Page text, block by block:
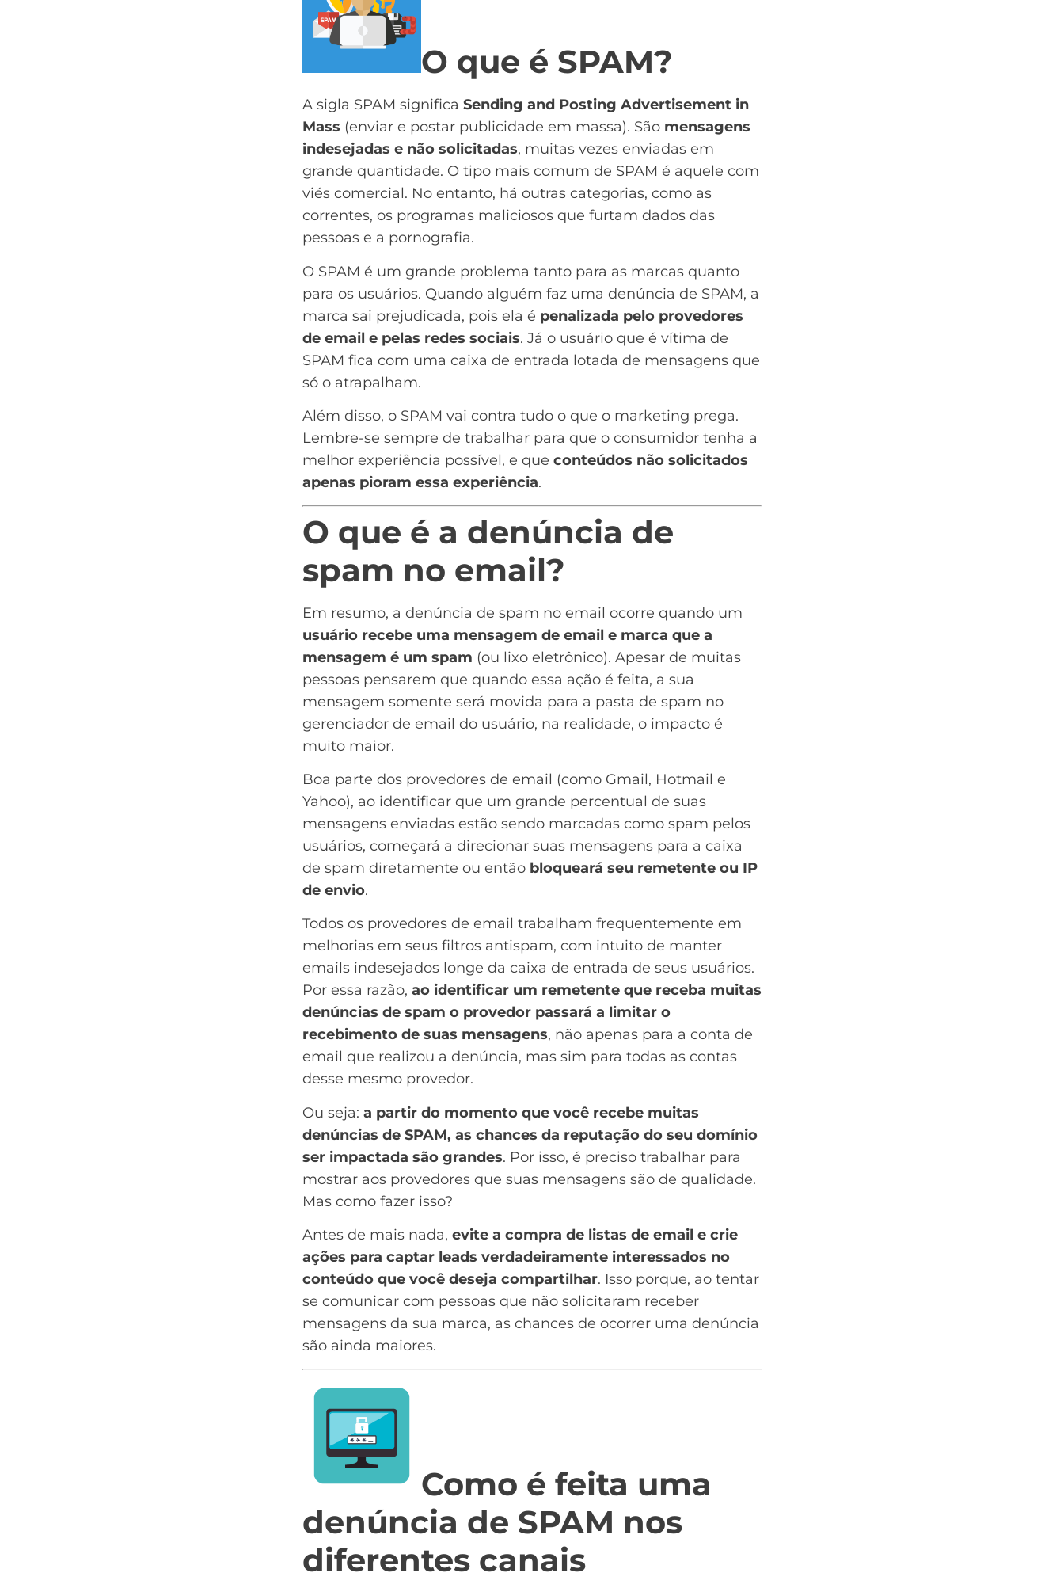
O que é SPAM?
A sigla SPAM significa Sending and Posting Advertisement in
Mass (enviar e postar publicidade em massa). São mensagens
indesejadas e não solicitadas, muitas vezes enviadas em
grande quantidade. O tipo mais comum de SPAM é aquele com
viés comercial. No entanto, há outras categorias, como as
correntes, os programas maliciosos que furtam dados das
pessoas e a pornografia.
O SPAM é um grande problema tanto para as marcas quanto
para os usuários. Quando alguém faz uma denúncia de SPAM, a
marca sai prejudicada, pois ela é penalizada pelo provedores
de email e pelas redes sociais. Já o usuário que é vítima de
SPAM fica com uma caixa de entrada lotada de mensagens que
só o atrapalham.
Além disso, o SPAM vai contra tudo o que o marketing prega.
Lembre-se sempre de trabalhar para que o consumidor tenha a
melhor experiência possível, e que conteúdos não solicitados
apenas pioram essa experiência.
O que é a denúncia de
spam no email?
Em resumo, a denúncia de spam no email ocorre quando um
usuário recebe uma mensagem de email e marca que a
mensagem é um spam (ou lixo eletrônico). Apesar de muitas
pessoas pensarem que quando essa ação é feita, a sua
mensagem somente será movida para a pasta de spam no
gerenciador de email do usuário, na realidade, o impacto é
muito maior.
Boa parte dos provedores de email (como Gmail, Hotmail e
Yahoo), ao identificar que um grande percentual de suas
mensagens enviadas estão sendo marcadas como spam pelos
usuários, começará a direcionar suas mensagens para a caixa
de spam diretamente ou então bloqueará seu remetente ou IP
de envio.
Todos os provedores de email trabalham frequentemente em
melhorias em seus filtros antispam, com intuito de manter
emails indesejados longe da caixa de entrada de seus usuários.
Por essa razão, ao identificar um remetente que receba muitas
denúncias de spam o provedor passará a limitar o
recebimento de suas mensagens, não apenas para a conta de
email que realizou a denúncia, mas sim para todas as contas
desse mesmo provedor.
Ou seja: a partir do momento que você recebe muitas
denúncias de SPAM, as chances da reputação do seu domínio
ser impactada são grandes. Por isso, é preciso trabalhar para
mostrar aos provedores que suas mensagens são de qualidade.
Mas como fazer isso?
Antes de mais nada, evite a compra de listas de email e crie
ações para captar leads verdadeiramente interessados no
conteúdo que você deseja compartilhar. Isso porque, ao tentar
se comunicar com pessoas que não solicitaram receber
mensagens da sua marca, as chances de ocorrer uma denúncia
são ainda maiores.
Como é feita uma
denúncia de SPAM nos
diferentes canais